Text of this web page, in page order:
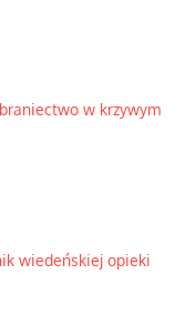
w krzywym
wiedeńskiej opieki